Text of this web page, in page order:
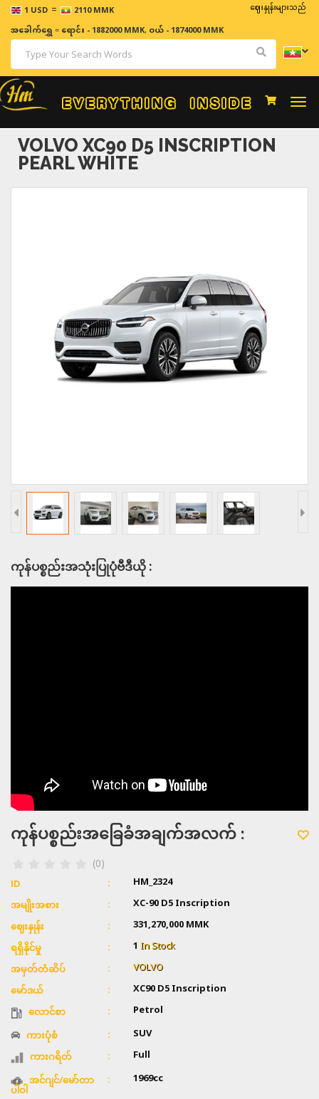
1 USD = 2110 MMK ဈေးနှုန်းများသည် အချိန်
အခေါက်ရွှေ=ရောင်း - 1882000 MMK, ဝယ် - 1874000 MMK
VOLVO XC90 D5 INSCRIPTION
PEARL WHITE
ကုန်ပစ္စည်းအသုံးပြုပုံဗီဒီယို :
ကုန်ပစ္စည်းအခြေခံအချက်အလက် :
(0)
ID HM_2324
အမျိုးအစား XC-90 D5 Inscription
ဈေးနှုန်း 331,270,000 MMK
ရရှိနိုင်မှု 1In Stock
အမှတ်တံဆိပ် VOLVO
မော်ဒယ် XC90 D5 Inscription
လောင်စာ Petrol
ကားပုံစံ SUV
ကားဂရိတ် Full
အင်ဂျင်/မော်တာ
ပါဝါ
1969cc